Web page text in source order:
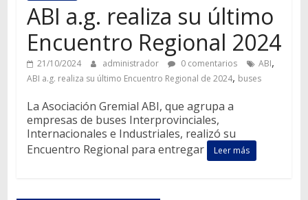
ABI a.g. realiza su último
Encuentro Regional 2024
21/10/2024 administrador 0 comentarios ABI,
ABI a.g. realiza su último Encuentro Regional de 2024, buses
La Asociación Gremial ABI, que agrupa a
empresas de buses Interprovinciales,
Internacionales e Industriales, realizó su
Encuentro Regional para entregar
Leer más